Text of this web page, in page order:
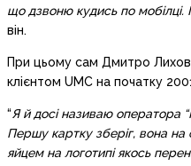
що дзвоню кудись по мобілці.
він.
При цьому сам Дмитро
клієнтом UMC на початку
“Я й досі називаю оператора
Першу картку зберіг, вона
яйцем на логотипі якось